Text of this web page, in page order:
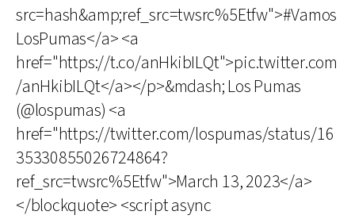
src=hash&amp;ref_src=twsrc%5Etfw">#Vamos
LosPumas</a> <a
href="https://t.co/anHkibILQt">pic.twitter.com
/anHkibILQt</a></p>&mdash; Los Pumas
(@lospumas) <a
href="https://twitter.com/lospumas/status/16
35330855026724864?
ref_src=twsrc%5Etfw">March 13, 2023</a>
</blockquote> <script async